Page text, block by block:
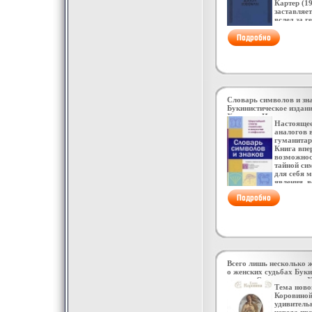
Картер
вслед за
развязки:
Angela
Словарь символов и
Букинистическое
Хорошая
Твердый переплет, 512
2414-0 Тираж: 10000
84x108/32 (~130х205
аналогов
Книга
тайной
для себя
явления,
но
русскому
до
Значение
Всего лишь
о женских судьбах
издание Сохранность:
Издательства: Эксмо,
Суперобложка, 368
8 Тираж: 7000 экз
Тема